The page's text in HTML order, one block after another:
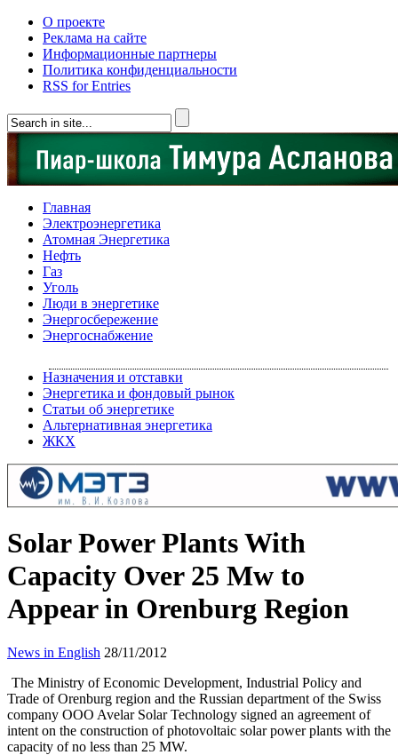
О проекте
Реклама на сайте
Информационные партнеры
Политика конфиденциальности
RSS for Entries
Главная
Электроэнергетика
Атомная Энергетика
Нефть
Газ
Уголь
Люди в энергетике
Энергосбережение
Энергоснабжение
Назначения и отставки
Энергетика и фондовый рынок
Статьи об энергетике
Альтернативная энергетика
ЖКХ
Solar Power Plants With
Capacity Over 25 Mw to
Appear in Orenburg Region
News in English 28/11/2012
The Ministry of Economic Development, Industrial Policy and
Trade of Orenburg region and the Russian department of the Swiss
company OOO Avelar Solar Technology signed an agreement of
intent on the construction of photovoltaic solar power plants with the
capacity of no less than 25 MW.